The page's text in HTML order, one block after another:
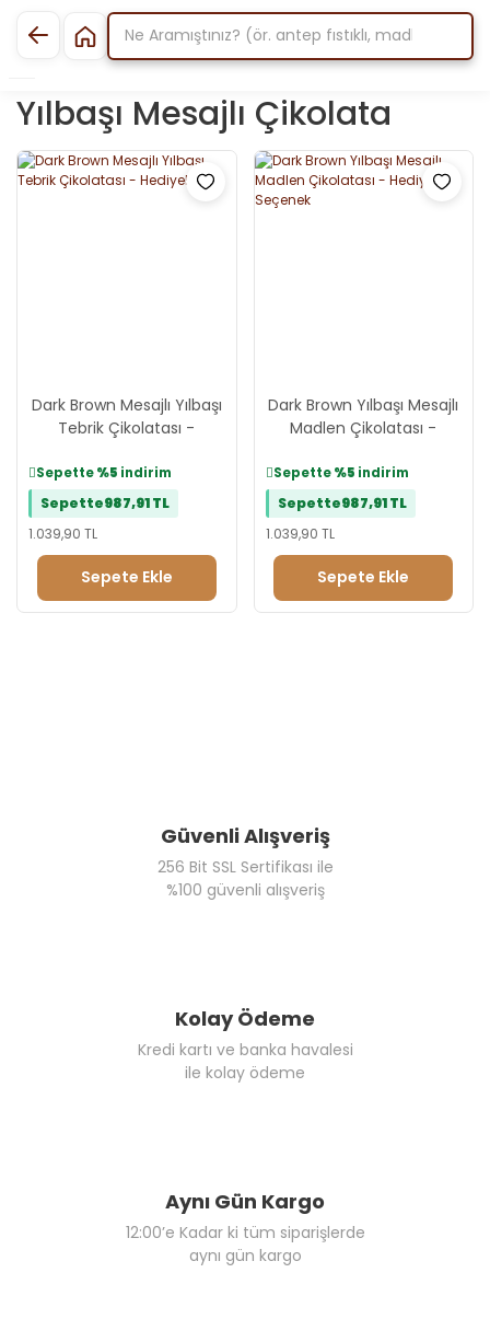
Yılbaşı Mesajlı Çikolata
Dark Brown Mesajlı Yılbaşı
Tebrik Çikolatası -
Sepette%5 indirim
Sepette987,91 TL
1.039,90 TL
Sepete Ekle
Dark Brown Yılbaşı Mesajlı
Madlen Çikolatası -
Sepette%5 indirim
Sepette987,91 TL
1.039,90 TL
Sepete Ekle
Güvenli Alışveriş
256 Bit SSL Sertifikası ile
%100 güvenli alışveriş
Kolay Ödeme
Kredi kartı ve banka havalesi
ile kolay ödeme
Aynı Gün Kargo
12:00’e Kadar ki tüm siparişlerde
aynı gün kargo